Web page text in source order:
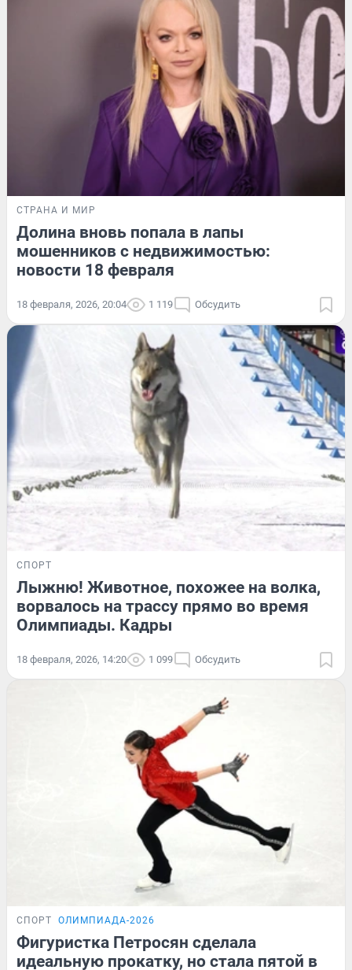
СТРАНА И МИР
Долина вновь попала в лапы
мошенников с недвижимостью:
новости 18 февраля
18 февраля, 2026, 20:04 1 119 Обсудить
СПОРТ
Лыжню! Животное, похожее на волка,
ворвалось на трассу прямо во время
Олимпиады. Кадры
18 февраля, 2026, 14:20 1 099 Обсудить
СПОРТ ОЛИМПИАДА-2026
Фигуристка Петросян сделала
идеальную прокатку, но стала пятой в